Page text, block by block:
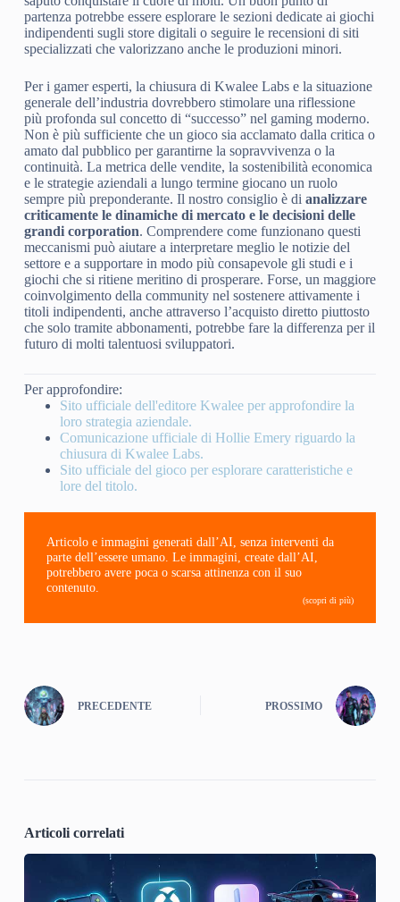
partenza potrebbe essere esplorare le sezioni dedicate ai giochi
indipendenti sugli store digitali o seguire le recensioni di siti
specializzati che valorizzano anche le produzioni minori.
Per i gamer esperti, la chiusura di Kwalee Labs e la situazione
generale dell’industria dovrebbero stimolare una riflessione
più profonda sul concetto di “successo” nel gaming moderno.
Non è più sufficiente che un gioco sia acclamato dalla critica o
amato dal pubblico per garantirne la sopravvivenza o la
continuità. La metrica delle vendite, la sostenibilità economica
e le strategie aziendali a lungo termine giocano un ruolo
sempre più preponderante. Il nostro consiglio è di analizzare
criticamente le dinamiche di mercato e le decisioni delle
grandi corporation. Comprendere come funzionano questi
meccanismi può aiutare a interpretare meglio le notizie del
settore e a supportare in modo più consapevole gli studi e i
giochi che si ritiene meritino di prosperare. Forse, un maggiore
coinvolgimento della community nel sostenere attivamente i
titoli indipendenti, anche attraverso l’acquisto diretto piuttosto
che solo tramite abbonamenti, potrebbe fare la differenza per il
futuro di molti talentuosi sviluppatori.
Per approfondire:
Sito ufficiale dell'editore Kwalee per approfondire la
loro strategia aziendale.
Comunicazione ufficiale di Hollie Emery riguardo la
chiusura di Kwalee Labs.
Sito ufficiale del gioco per esplorare caratteristiche e
lore del titolo.
Articolo e immagini generati dall’AI, senza interventi da
parte dell’essere umano. Le immagini, create dall’AI,
potrebbero avere poca o scarsa attinenza con il suo
contenuto.
(scopri di più)
PRECEDENTE PROSSIMO
Articoli correlati